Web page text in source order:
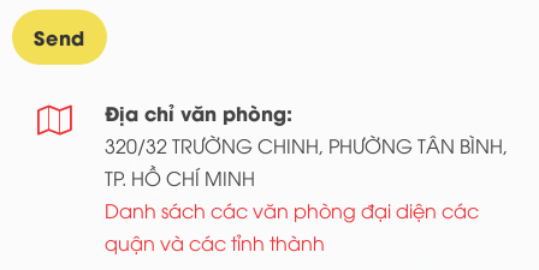
 Địa chỉ văn phòng:
320/32 TRƯỜNG CHINH, PHƯỜNG TÂN BÌNH,
TP. HỒ CHÍ MINH
Danh sách các văn phòng đại diện các
quận và các tỉnh thành